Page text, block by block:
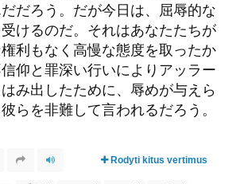
だろう。だが今日は、屈辱的な
けるのだ。それはあなたたちが
利もなく高慢な態度を取ったか
仰と罪深い行いによりアッラー
み出したために、辱めが与えら
らを非難して言われるだろう。
Rodyti kitus vertimus